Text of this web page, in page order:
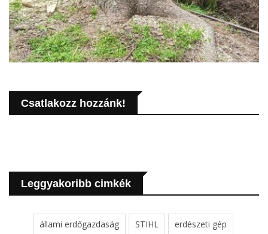
Csatlakozz hozzánk!
Leggyakoribb cimkék
állami erdőgazdaság STIHL erdészeti gép